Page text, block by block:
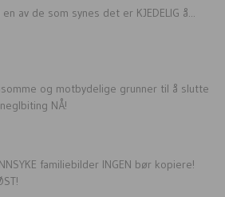
en av de som synes det er KJEDELIG å...
og motbydelige grunner til å slutte
NÅ!
familiebilder INGEN bør kopiere!